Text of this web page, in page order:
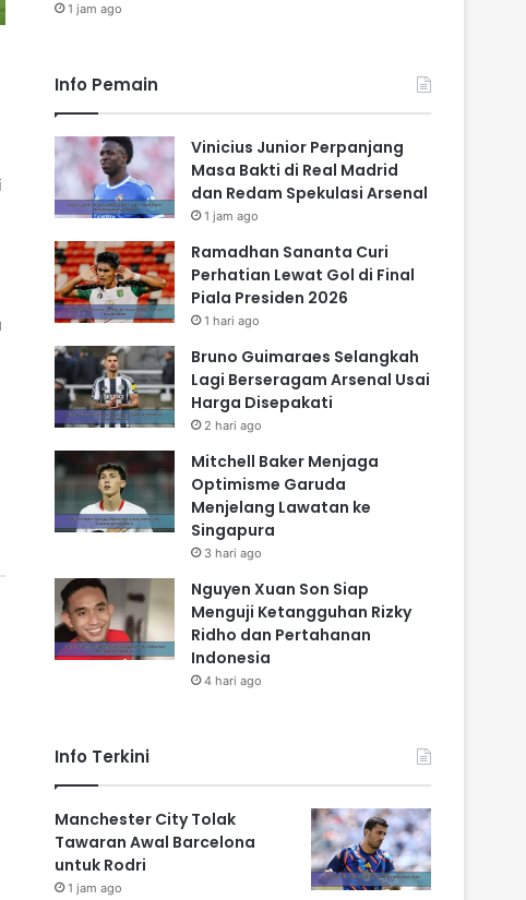
1 jam ago
Info Pemain
Vinicius Junior Perpanjang
Masa Bakti di Real Madrid
dan Redam Spekulasi Arsenal
1 jam ago
Ramadhan Sananta Curi
Perhatian Lewat Gol di Final
Piala Presiden 2026
1 hari ago
Bruno Guimaraes Selangkah
Lagi Berseragam Arsenal Usai
Harga Disepakati
2 hari ago
Mitchell Baker Menjaga
Optimisme Garuda
Menjelang Lawatan ke
Singapura
3 hari ago
Nguyen Xuan Son Siap
Menguji Ketangguhan Rizky
Ridho dan Pertahanan
Indonesia
4 hari ago
Info Terkini
Manchester City Tolak
Tawaran Awal Barcelona
untuk Rodri
1 jam ago